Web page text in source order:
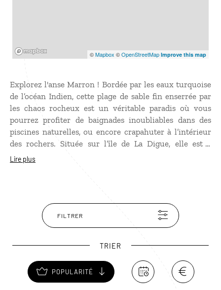
©Mapbox ©OpenStreetMap Improve this map
Explorez l'anse Marron ! Bordée par les eaux turquoise
de l’océan Indien, cette plage de sable fin enserrée par
les chaos rocheux est un véritable paradis où vous
pourrez profiter de baignades inoubliables dans des
piscines naturelles, ou encore crapahuter à l’intérieur
des rochers. Située sur l’île de La Digue, elle est à
environ deux heures de marche de l’anse Source
Lire plus
FILTRER
TRIER
POPULARITÉ